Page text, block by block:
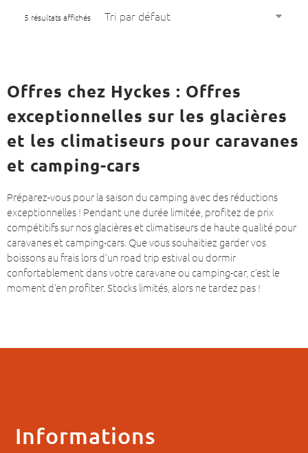
5 résultats affichés
Offres chez Hyckes : Offres
exceptionnelles sur les glacières
et les climatiseurs pour caravanes
et camping-cars
Préparez-vous pour la saison du camping avec des réductions
exceptionnelles ! Pendant une durée limitée, profitez de prix
compétitifs sur nos glacières et climatiseurs de haute qualité pour
caravanes et camping-cars. Que vous souhaitiez garder vos
boissons au frais lors d’un road trip estival ou dormir
confortablement dans votre caravane ou camping-car, c’est le
moment d’en profiter. Stocks limités, alors ne tardez pas !
Informations